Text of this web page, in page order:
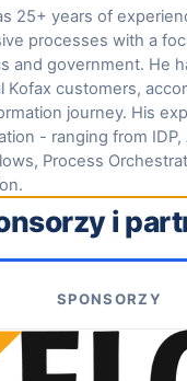
25+ years of
processes with a
and government. He
Kofax customers,
journey. His
- ranging from IDP,
Process
i
SPONSORZY